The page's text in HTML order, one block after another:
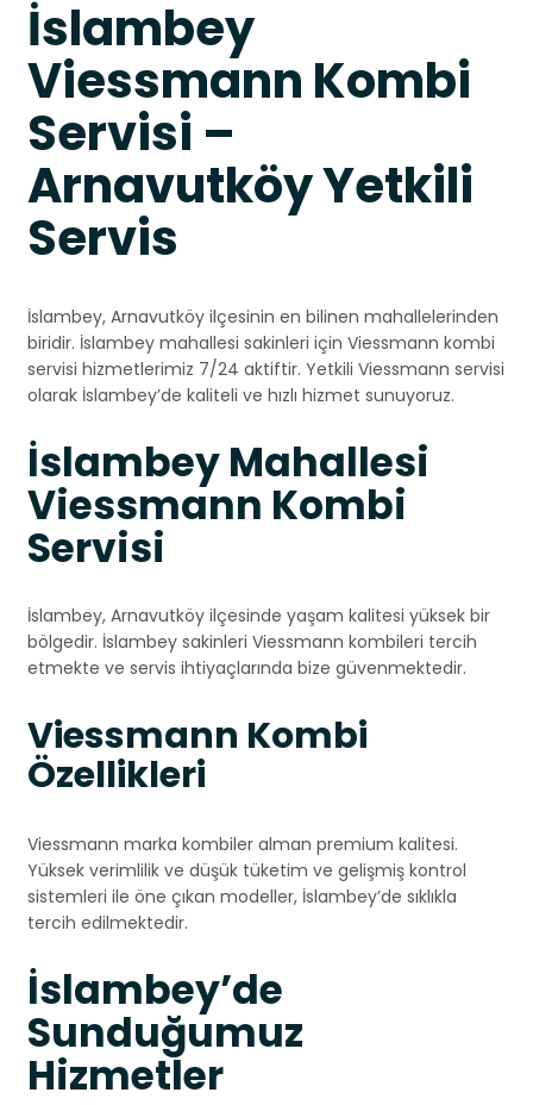
İslambey
Viessmann Kombi
Servisi –
Arnavutköy Yetkili
Servis
İslambey, Arnavutköy ilçesinin en bilinen mahallelerinden
biridir. İslambey mahallesi sakinleri için Viessmann kombi
servisi hizmetlerimiz 7/24 aktiftir. Yetkili Viessmann servisi
olarak İslambey’de kaliteli ve hızlı hizmet sunuyoruz.
İslambey Mahallesi
Viessmann Kombi
Servisi
İslambey, Arnavutköy ilçesinde yaşam kalitesi yüksek bir
bölgedir. İslambey sakinleri Viessmann kombileri tercih
etmekte ve servis ihtiyaçlarında bize güvenmektedir.
Viessmann Kombi
Özellikleri
Viessmann marka kombiler alman premium kalitesi.
Yüksek verimlilik ve düşük tüketim ve gelişmiş kontrol
sistemleri ile öne çıkan modeller, İslambey’de sıklıkla
tercih edilmektedir.
İslambey’de
Sunduğumuz
Hizmetler